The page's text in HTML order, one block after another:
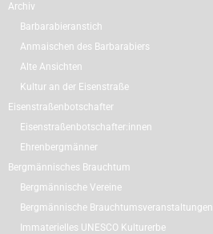
Archiv
Barbarabieranstich
Anmaischen des Barbarabiers
Alte Ansichten
Kultur an der Eisenstraße
Eisenstraßenbotschafter
Eisenstraßenbotschafter:innen
Ehrenbergmänner
Bergmännisches Brauchtum
Bergmännische Vereine
Bergmännische Brauchtumsveranstaltungen
Immaterielles UNESCO Kulturerbe